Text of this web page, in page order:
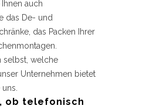
auch
das De- und
das Packen Ihrer
selbst, welche
Unternehmen bietet
ob telefonisch